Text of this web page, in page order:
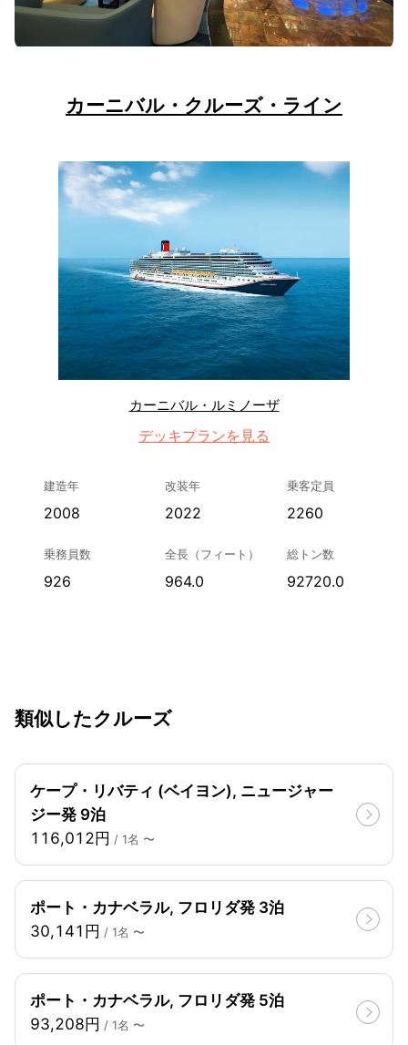
カーニバル・クルーズ・ライン
カーニバル・ルミノーザ
デッキプランを見る
建造年
2008
改装年
2022
乗客定員
2260
乗務員数
926
全長（フィート）
964.0
総トン数
92720.0
類似したクルーズ
ケープ・リバティ (ベイヨン), ニュージャー
ジー発 9泊
116,012円 / 1名 〜
ポート・カナベラル, フロリダ発 3泊
30,141円 / 1名 〜
ポート・カナベラル, フロリダ発 5泊
93,208円 / 1名 〜